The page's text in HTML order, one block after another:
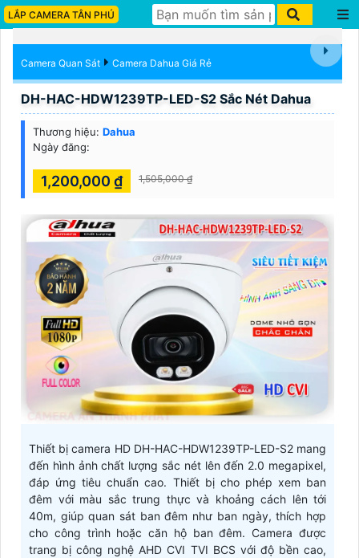
LẮP CAMERA TÂN PHÚ
Camera Quan Sát Camera Dahua Giá Rẻ
DH-HAC-HDW1239TP-LED-S2 Sắc Nét Dahua
Thương hiệu: Dahua
Ngày đăng:
1,200,000 ₫ 1,505,000 ₫
Thiết bị camera HD DH-HAC-HDW1239TP-LED-S2 mang
đến hình ảnh chất lượng sắc nét lên đến 2.0 megapixel,
đáp ứng tiêu chuẩn cao. Thiết bị cho phép xem ban
đêm với màu sắc trung thực và khoảng cách lên tới
40m, giúp quan sát ban đêm như ban ngày, thích hợp
cho công trình hoặc căn hộ ban đêm. Camera được
trang bị công nghệ AHD CVI TVI BCS với độ bền cao,